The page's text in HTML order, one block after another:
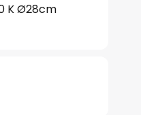
K Ø28cm